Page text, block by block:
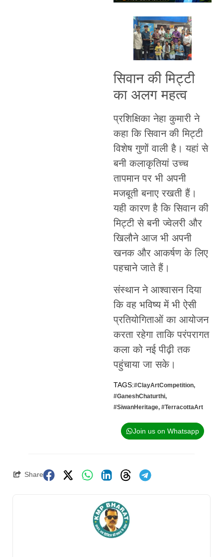
सिवान की मिट्टी
का अलग महत्व
प्रशिक्षिका नेहा कुमारी ने
कहा कि सिवान की मिट्टी
विशेष गुणों वाली है। यहां से
बनी कलाकृतियां उच्च
तापमान पर भी अपनी
मजबूती बनाए रखती हैं।
यही कारण है कि सिवान की
मिट्टी से बनी ज्वेलरी और
खिलौने आज भी अपनी
खनक और आकर्षण के लिए
पहचाने जाते हैं।
संस्थान ने आश्वासन दिया
कि वह भविष्य में भी ऐसी
प्रतियोगिताओं का आयोजन
करता रहेगा ताकि परंपरागत
कला को नई पीढ़ी तक
पहुंचाया जा सके।
TAGS:#ClayArtCompetition,
#GaneshChaturthi,
#SiwanHeritage, #TerracottaArt
Join us on Whatsapp
Share